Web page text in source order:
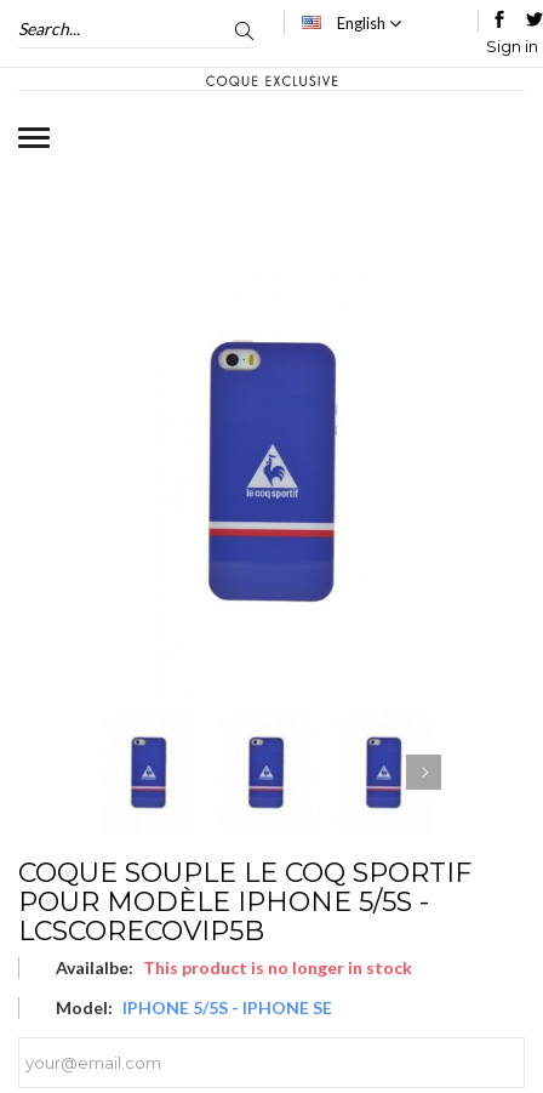
English
Sign in
COQUE SOUPLE LE COQ SPORTIF
POUR MODÈLE IPHONE 5/5S -
LCSCORECOVIP5B
Availalbe: This product is no longer in stock
Model: IPHONE 5/5S - IPHONE SE